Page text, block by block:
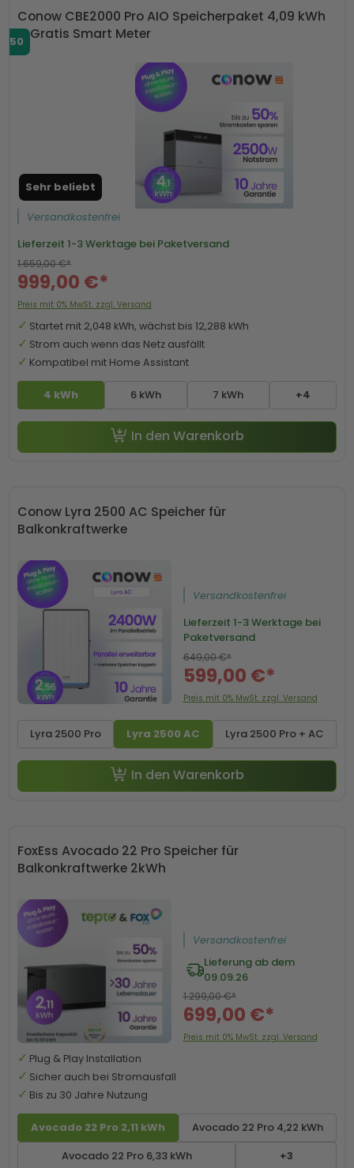
Sehr beliebt
Conow CBE2000 Pro AIO Speicherpaket 4,09 kWh
+ Gratis Smart Meter
4 kWh 6 kWh 7 kWh +4
Versandkostenfrei
Lieferzeit 1-3 Werktage bei Paketversand
999,00 €*
1.659,00 €*
Preis mit 0% MwSt. zzgl. Versand
Startet mit 2,048 kWh, wächst bis 12,288 kWh
Strom auch wenn das Netz ausfällt
Kompatibel mit Home Assistant
In den Warenkorb
Conow Lyra 2500 AC Speicher für
Balkonkraftwerke
Lyra 2500 Pro Lyra 2500 AC Lyra 2500 Pro + AC
Versandkostenfrei
Lieferzeit 1-3 Werktage bei
Paketversand
599,00 €*
649,00 €*
Preis mit 0% MwSt. zzgl. Versand
In den Warenkorb
FoxEss Avocado 22 Pro Speicher für
Balkonkraftwerke 2kWh
Avocado 22 Pro 2,11 kWh
Avocado 22 Pro 4,22 kWh
Avocado 22 Pro 6,33 kWh
+3
Versandkostenfrei
Lieferung ab dem
09.09.26
699,00 €*
1.299,00 €*
Preis mit 0% MwSt. zzgl. Versand
Plug & Play Installation
Sicher auch bei Stromausfall
Bis zu 30 Jahre Nutzung